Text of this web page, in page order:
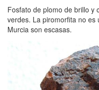
Fosfato de plomo de brillo y
verdes. La piromorfita no es
Murcia son escasas.